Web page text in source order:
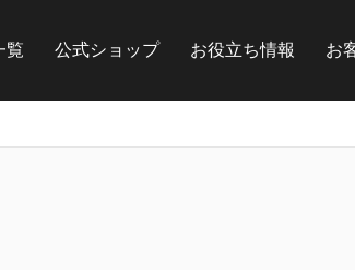
覧 公式ショップ お役立ち情報 お